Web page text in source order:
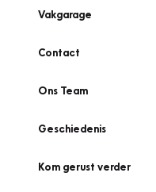
Vakgarage
Contact
Ons Team
Geschiedenis
Kom gerust verder